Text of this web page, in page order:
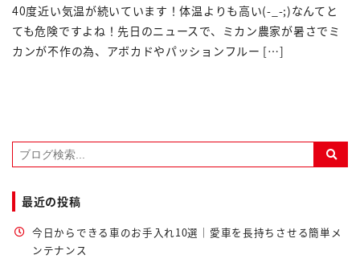
40度近い気温が続いています！体温よりも高い(-_-;)なんてと
ても危険ですよね！先日のニュースで、ミカン農家が暑さでミ
カンが不作の為、アボカドやパッションフルー […]
最近の投稿
今日からできる車のお手入れ10選｜愛車を長持ちさせる簡単メ
ンテナンス